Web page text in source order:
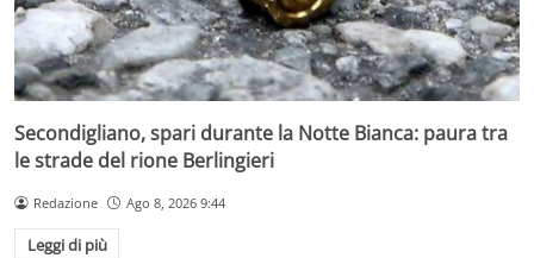
Secondigliano, spari durante la Notte Bianca: paura tra
le strade del rione Berlingieri
Redazione Ago 8, 2026 9:44
Leggi di più